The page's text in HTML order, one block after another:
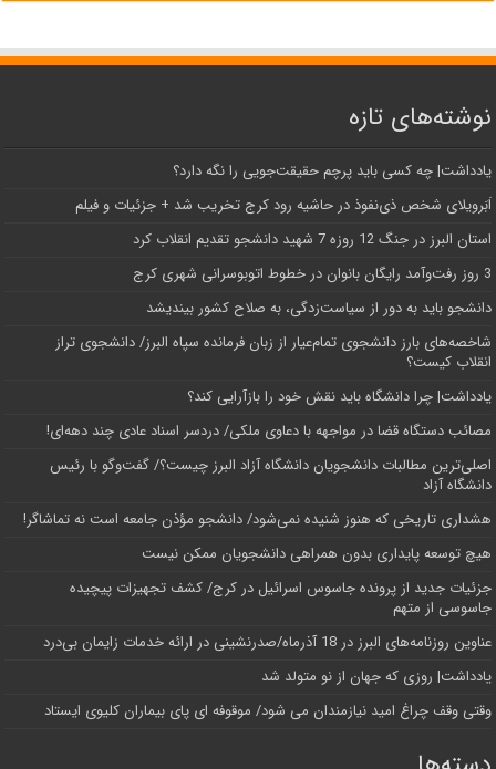
نوشته‌های تازه
یادداشت| ‌چه کسی باید پرچم حقیقت‌جویی را نگه دارد؟
اَبَر‌ویلای شخص ذی‌نفوذ در حاشیه‌ رود کرج تخریب شد + جزئیات و فیلم
استان البرز در جنگ 12 روزه 7 شهید دانشجو تقدیم انقلاب کرد
3 روز رفت‌وآمد رایگان بانوان در خطوط اتوبوسرانی شهری کرج
دانشجو باید به دور از سیاست‌زدگی، به صلاح کشور بیندیشد
شاخصه‌های بارز دانشجوی تمام‌عیار از زبان فرمانده سپاه البرز/ دانشجوی تراز
انقلاب کیست؟
یادداشت| چرا دانشگاه باید نقش خود را بازآرایی کند؟
مصائب دستگاه قضا در مواجهه با دعاوی ملکی/ دردسر اسناد عادی چند‌ دهه‌ای!
اصلی‌ترین مطالبات دانشجویان دانشگاه آزاد البرز چیست؟/ گفت‌وگو با رئیس
دانشگاه آز‌اد
هشداری تاریخی که هنوز شنیده نمی‌شود/ دانشجو مؤذن جامعه است نه تماشاگر!
هیچ توسعه پایداری بدون همراهی دانشجویان ممکن نیست
جزئیات جدید از پرونده جاسوس اسرائیل در کرج/‌ کشف تجهیزات پیچیده
جاسوسی از متهم
عناوین روزنامه‌های البرز در ‌18 آذرماه/صدرنشینی در ارائه خدمات زایمان بی‌درد
یادداشت| روزی که جهان از نو متولد شد
وقتی وقف چراغ امید نیازمندان می شود/ موقوفه ای پای بیماران کلیوی ایستاد